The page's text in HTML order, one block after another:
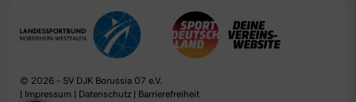
© 2026 - SV DJK Borussia 07 e.V.
| Impressum | Datenschutz | Barrierefreiheit